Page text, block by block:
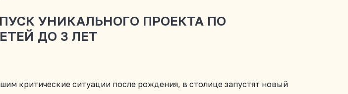
УНИКАЛЬНОГО ПРОЕКТА ПО
ДО 3 ЛЕТ
критические ситуации после рождения, в столице запустят новый